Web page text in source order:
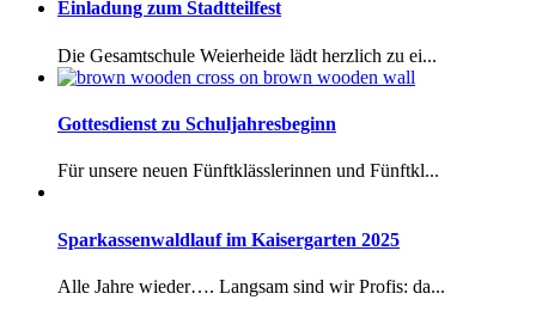
Einladung zum Stadtteilfest
Die Gesamtschule Weierheide lädt herzlich zu ei...
Gottesdienst zu Schuljahresbeginn
Für unsere neuen Fünftklässlerinnen und Fünftkl...
Sparkassenwaldlauf im Kaisergarten 2025
Alle Jahre wieder…. Langsam sind wir Profis: da...